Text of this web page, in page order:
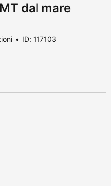
dal mare
ID: 117103